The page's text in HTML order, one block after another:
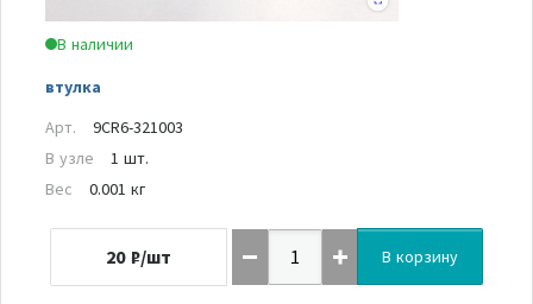
В наличии
втулка
Арт.
9CR6-321003
В узле
1 шт.
Вес
0.001 кг
20 ₽/шт В корзину